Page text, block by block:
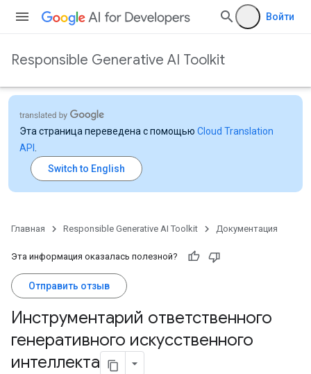
Войти
Responsible Generative AI Toolkit
Эта страница переведена с помощью Cloud Translation
API
Главная Responsible Generative AI Toolkit Документация
Эта информация оказалась полезной?
Отправить отзыв
Инструментарий ответственного
генеративного искусственного
интеллекта